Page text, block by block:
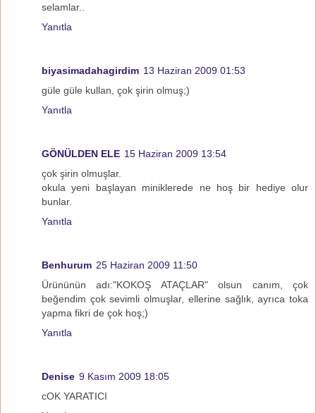
selamlar..
Yanıtla
biyasimadahagirdim 13 Haziran 2009 01:53
güle güle kullan, çok şirin olmuş;)
Yanıtla
GÖNÜLDEN ELE 15 Haziran 2009 13:54
çok şirin olmuşlar.
okula yeni başlayan miniklerede ne hoş bir hediye olur
bunlar.
Yanıtla
Benhurum 25 Haziran 2009 11:50
Ürününün adı:"KOKOŞ ATAÇLAR" olsun canım, çok
beğendim çok sevimli olmuşlar, ellerine sağlık, ayrıca toka
yapma fikri de çok hoş;)
Yanıtla
Denise 9 Kasım 2009 18:05
cOK YARATICI